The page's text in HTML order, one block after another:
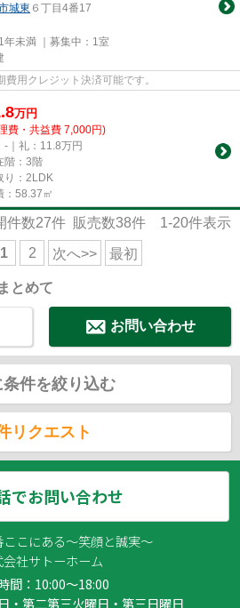
城東 ６丁目4番17
未満 ｜募集中： 1室
用クレジット決済可能です。
万円
費・共益費 7,000円)
-｜礼：11.8万円
階：3階
り：2LDK
：58.37㎡
件数27件 販売数38件 1-20件表示
1 2 次へ>> 最初
とめて
お問い合わせ
条件を絞り込む
リクエスト
でお問い合わせ
ここにある～笑顔と誠実～
社サトーホーム
間：10:00～18:00
・第二第三火曜日・第三日曜日